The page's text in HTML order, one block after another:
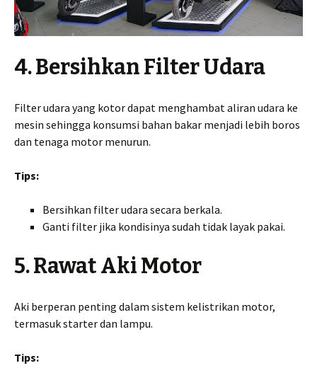
4. Bersihkan Filter Udara
Filter udara yang kotor dapat menghambat aliran udara ke
mesin sehingga konsumsi bahan bakar menjadi lebih boros
dan tenaga motor menurun.
Tips:
Bersihkan filter udara secara berkala.
Ganti filter jika kondisinya sudah tidak layak pakai.
5. Rawat Aki Motor
Aki berperan penting dalam sistem kelistrikan motor,
termasuk starter dan lampu.
Tips: